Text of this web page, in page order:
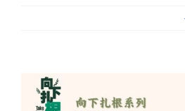
教會事工
View
Larger